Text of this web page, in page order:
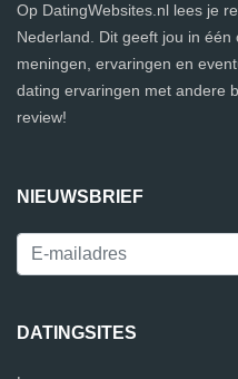
Op DatingWebsites.nl lees je
Nederland. Dit geeft jou in
meningen, ervaringen en
dating ervaringen met andere
review!
NIEUWSBRIEF
DATINGSITES